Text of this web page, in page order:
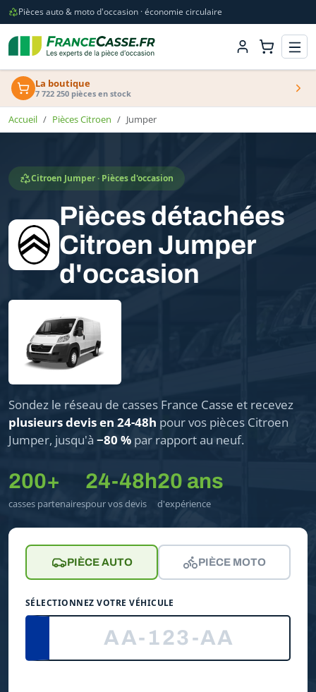
Pièces auto & moto d'occasion · économie circulaire
La boutique
7 722 250 pièces en stock
Accueil Pièces Citroen Jumper
Citroen Jumper · Pièces d'occasion
Pièces détachées
Citroen Jumper
d'occasion
Sondez le réseau de casses France Casse et recevez
plusieurs devis en 24-48h pour vos pièces Citroen
Jumper, jusqu'à −80 % par rapport au neuf.
200+
casses partenaires
24-48h
pour vos devis
20 ans
d'expérience
PIÈCE AUTO PIÈCE MOTO
SÉLECTIONNEZ VOTRE VÉHICULE